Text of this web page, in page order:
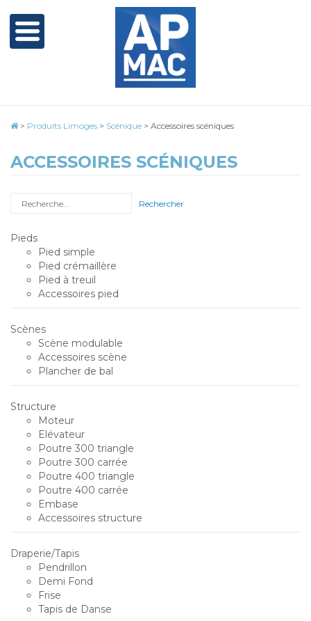
> Produits Limoges > Scénique > Accessoires scéniques
ACCESSOIRES SCÉNIQUES
Rechercher
Pieds
Pied simple
Pied crémaillère
Pied à treuil
Accessoires pied
Scènes
Scène modulable
Accessoires scène
Plancher de bal
Structure
Moteur
Elévateur
Poutre 300 triangle
Poutre 300 carrée
Poutre 400 triangle
Poutre 400 carrée
Embase
Accessoires structure
Draperie/Tapis
Pendrillon
Demi Fond
Frise
Tapis de Danse